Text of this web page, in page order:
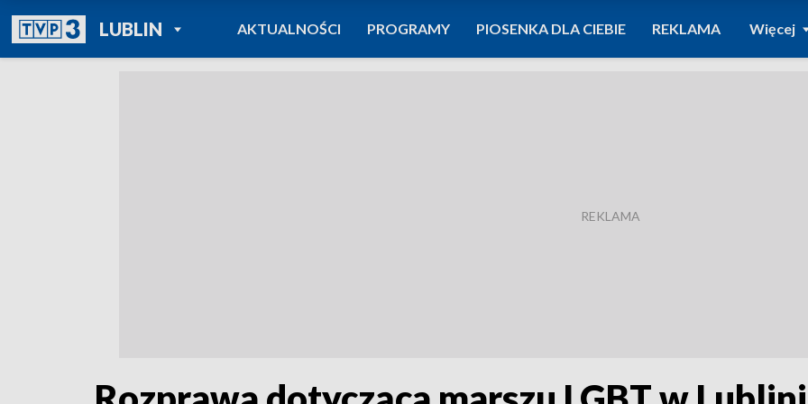
LUBLINPOWRÓT DO
TVP REGIONY
AKTUALNOŚCI PROGRAMY PIOSENKA DLA CIEBIE REKLAMA Więcej